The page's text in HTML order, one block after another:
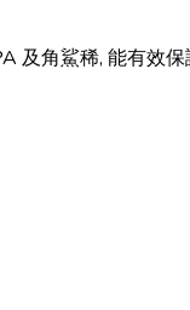
及角鯊稀, 能有效